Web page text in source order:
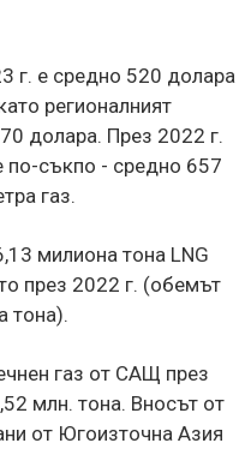
г. е средно 520 долара
регионалният
долара. През 2022 г.
по-съкпо - средно 657
газ.
милиона тона LNG
през 2022 г. (обемът
тона).
газ от САЩ през
млн. тона. Вносът от
от Югоизточна Азия